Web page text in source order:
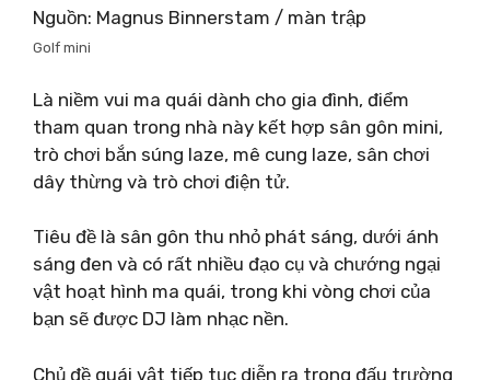
Nguồn: Magnus Binnerstam / màn trập
Golf mini
Là niềm vui ma quái dành cho gia đình, điểm
tham quan trong nhà này kết hợp sân gôn mini,
trò chơi bắn súng laze, mê cung laze, sân chơi
dây thừng và trò chơi điện tử.
Tiêu đề là sân gôn thu nhỏ phát sáng, dưới ánh
sáng đen và có rất nhiều đạo cụ và chướng ngại
vật hoạt hình ma quái, trong khi vòng chơi của
bạn sẽ được DJ làm nhạc nền.
Chủ đề quái vật tiếp tục diễn ra trong đấu trường